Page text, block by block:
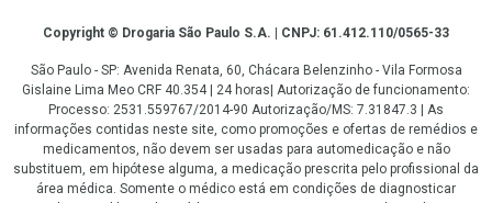
CopyrightCopyright © Drogaria São Paulo S.A. | CNPJ: 61.412.110/0565-33
São Paulo - SP: Avenida Renata, 60, Chácara Belenzinho - Vila Formosa
Gislaine Lima Meo CRF 40.354 | 24 horas| Autorização de funcionamento:
Processo: 2531.559767/2014-90 Autorização/MS: 7.31847.3 | As
informações contidas neste site, como promoções e ofertas de remédios e
medicamentos, não devem ser usadas para automedicação e não
substituem, em hipótese alguma, a medicação prescrita pelo profissional da
área médica. Somente o médico está em condições de diagnosticar